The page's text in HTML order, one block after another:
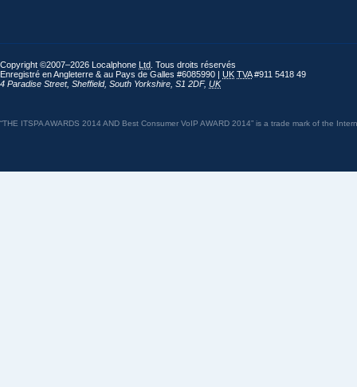
Copyright ©2007–2026 Localphone Ltd . Tous droits réservés
Enregistré en Angleterre & au Pays de Galles #6085990 | UK TVA#911 5418 49
4 Paradise Street, Sheffield, South Yorkshire S1 2DF, UK
“THE ITSPA AWARDS 2014 AND Best Consumer VoIP AWARD 2014” is a trade mark of the